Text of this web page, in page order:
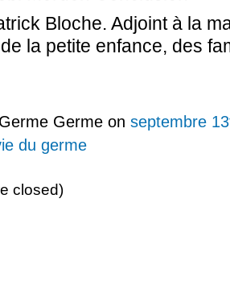
Bloche. Adjoint à la
la petite enfance, des
Germe on septembre
du germe
closed)